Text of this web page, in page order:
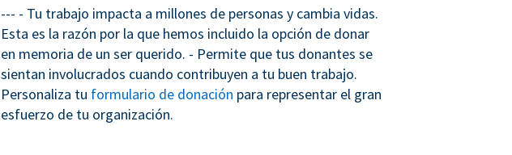
--- - Tu trabajo impacta a millones de personas y cambia vidas.
Esta es la razón por la que hemos incluido la opción de donar
en memoria de un ser querido. - Permite que tus donantes se
sientan involucrados cuando contribuyen a tu buen trabajo.
Personaliza tu formulario de donación para representar el gran
esfuerzo de tu organización.